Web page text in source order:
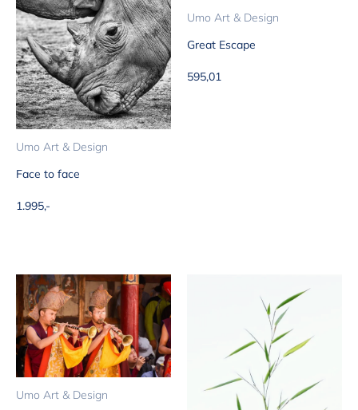
Umo Art & Design
Face to face
Aanbiedingsprijs
1.995,-
Umo Art & Design
Great Escape
Aanbiedingsprijs
595,01
Umo Art & Design